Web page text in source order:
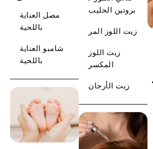
بروتين الحليب
زيت اللوز المر
زيت اللوز
المكسر
زيت الأرجان
مصل العناية
باللحية
شامبو العناية
باللحية